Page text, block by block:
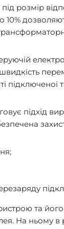
розмір
швидкість
підключеної
підхід
та
На ньому в